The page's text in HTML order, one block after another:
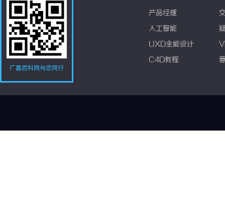
广昌百科网与您同行
产品经理
人工智能
UXD全能设计
C4D教程